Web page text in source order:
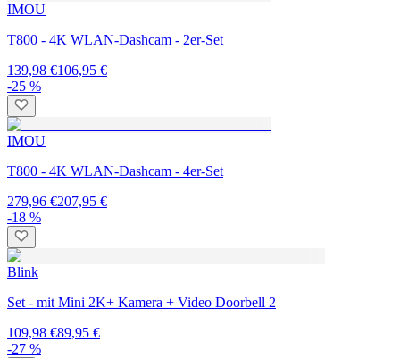
IMOU
T800 - 4K WLAN-Dashcam - 2er-Set
139,98 €106,95 €
-25 %
IMOU
T800 - 4K WLAN-Dashcam - 4er-Set
279,96 €207,95 €
-18 %
Blink
Set - mit Mini 2K+ Kamera + Video Doorbell 2
109,98 €89,95 €
-27 %